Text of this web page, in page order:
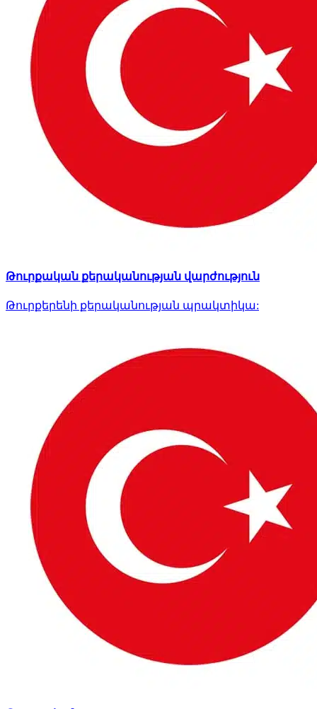
Թուրքական քերականության վարժություն
Թուրքերենի քերականության պրակտիկա: